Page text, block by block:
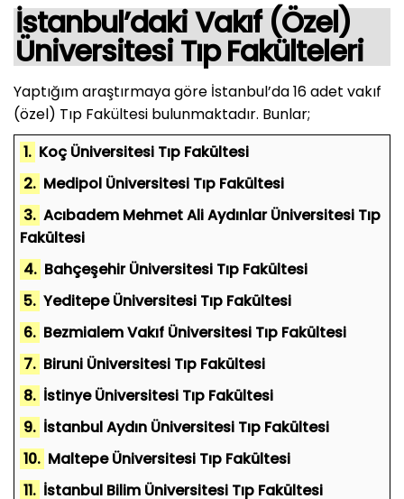
İstanbul’daki Vakıf (Özel)
Üniversitesi Tıp Fakülteleri
Yaptığım araştırmaya göre İstanbul’da 16 adet vakıf
(özel) Tıp Fakültesi bulunmaktadır. Bunlar;
1. Koç Üniversitesi Tıp Fakültesi
2. Medipol Üniversitesi Tıp Fakültesi
3. Acıbadem Mehmet Ali Aydınlar Üniversitesi Tıp
Fakültesi
4. Bahçeşehir Üniversitesi Tıp Fakültesi
5. Yeditepe Üniversitesi Tıp Fakültesi
6. Bezmialem Vakıf Üniversitesi Tıp Fakültesi
7. Biruni Üniversitesi Tıp Fakültesi
8. İstinye Üniversitesi Tıp Fakültesi
9. İstanbul Aydın Üniversitesi Tıp Fakültesi
10. Maltepe Üniversitesi Tıp Fakültesi
11. İstanbul Bilim Üniversitesi Tıp Fakültesi